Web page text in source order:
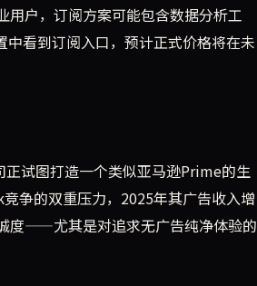
用户，订阅方案可能包含数据分析工
看到订阅入口，预计正式价格将在未
试图打造一个类似亚马逊Prime的生
争的双重压力，2025年其广告收入增
度——尤其是对追求无广告纯净体验的